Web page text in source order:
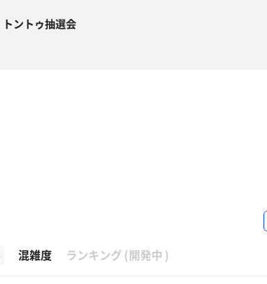
トントゥ抽選会
混雑度 ランキング (開発中 )